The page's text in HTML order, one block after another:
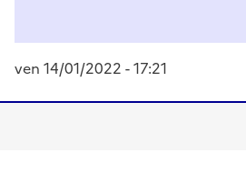
ven 14/01/2022 - 17:21